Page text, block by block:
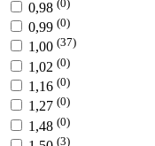
0,98
0,99 (0)
1,00 (37)
1,02 (0)
1,16 (0)
1,27 (0)
1,48 (0)
(3)